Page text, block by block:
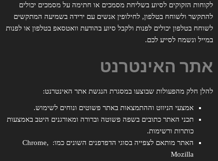
לקוחות הזקוקים לסיוע בשליחת מסמכים או חתימה על מסמכים יכולים
להתקשר ולשוחח בטלפון, לחילופין אנשים עם ירידה בשמיעה המתקשים
לשוחח בטלפון יכולים לפנות ולקבל סיוע בהודעת וואטסאפ בטלפון או לפנות
במייל ונשמח לסייע לכם.
אתר האינטרנט
להלן חלק מהפעולות שבוצעו במסגרת הנגשת אתר האינטרנט:
אמצעי הניווט וההתמצאות באתר פשוטים ונוחים לשימוש.
תכני האתר כתובים בשפה פשוטה וברורה ומאורגנים היטב באמצעות
כותרות ורשימות.
האתר מותאם לצפייה בסוגי הדפדפנים השונים כמו: Chrome,
Mozilla